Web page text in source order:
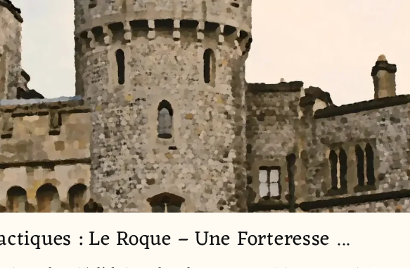
: Le Roque – Une Forteresse ...